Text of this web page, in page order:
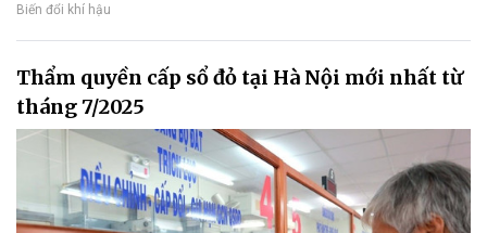
Biến đổi khí hậu
Thẩm quyền cấp sổ đỏ tại Hà Nội mới nhất từ
tháng 7/2025